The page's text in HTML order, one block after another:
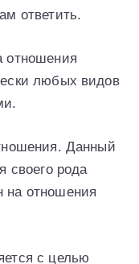
ответить.
отношения
любых видов
Данный
своего рода
на отношения
с целью